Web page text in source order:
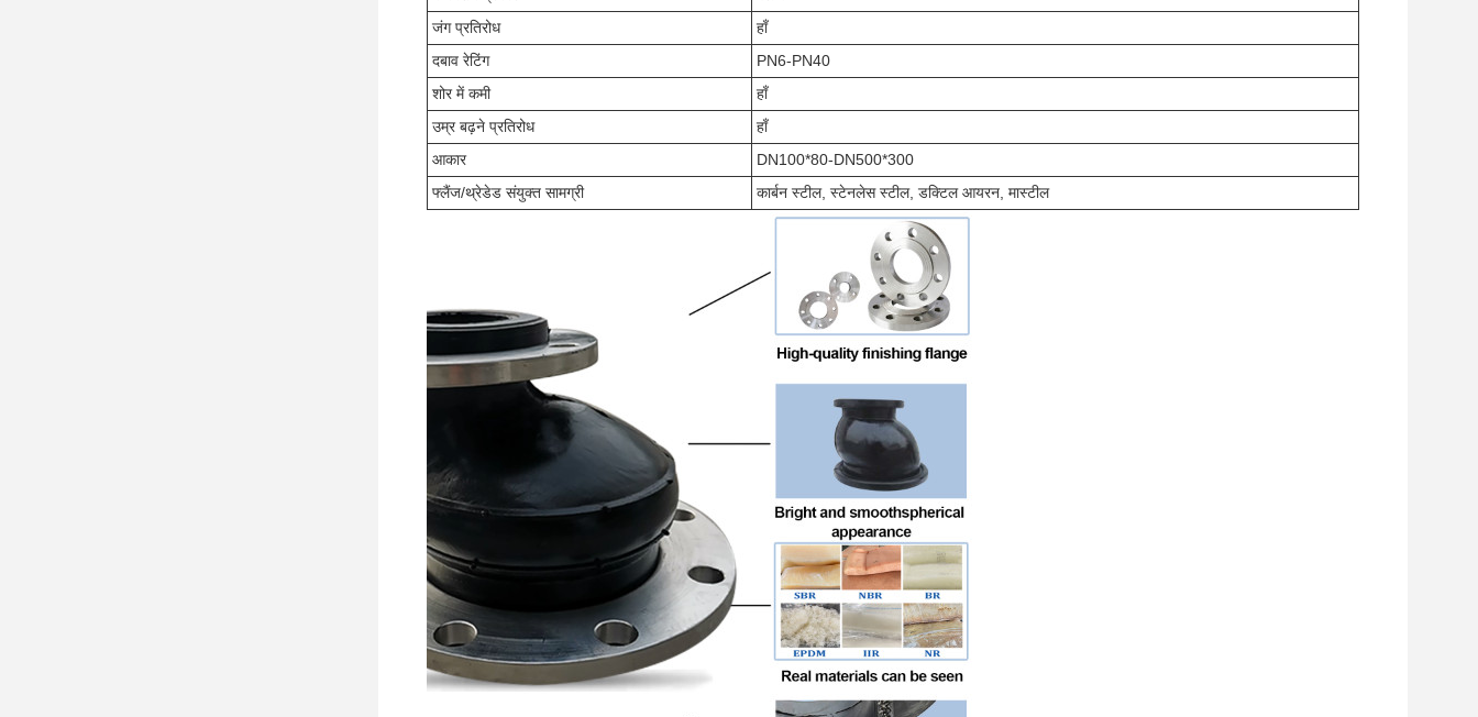
जंग प्रतिरोध
हाँ
दबाव रेटिंग
PN6-PN40
शोर में कमी
हाँ
उम्र बढ़ने प्रतिरोध
हाँ
आकार
DN100*80-DN500*300
फ्लैंज/थ्रेडेड संयुक्त सामग्री
कार्बन स्टील, स्टेनलेस स्टील, डक्टिल आयरन, मास्टील